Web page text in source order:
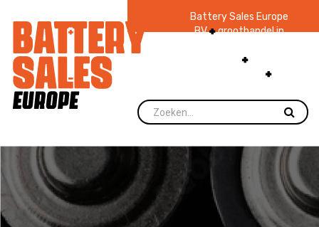
Battery Sales Europe
BV groothandel in
zaklampen Ruim 48
jaar ervaring
voorraad.